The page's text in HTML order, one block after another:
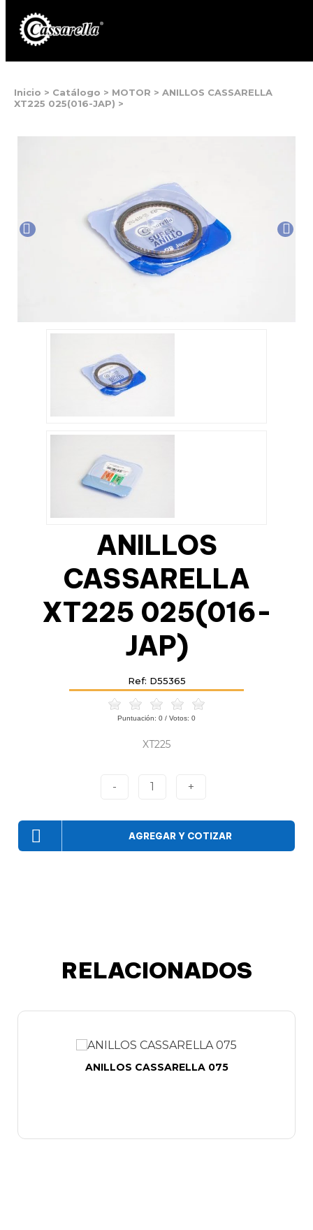
Inicio > Catálogo > MOTOR > ANILLOS CASSARELLA
XT225 025(016-JAP) >
ANILLOS
CASSARELLA
XT225 025(016-
JAP)
Ref: D55365
Puntuación: 0 / Votos: 0
XT225
- 1 +
AGREGAR Y COTIZAR
RELACIONADOS
ANILLOS CASSARELLA 075